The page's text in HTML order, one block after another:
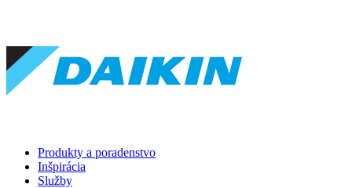
Produkty a poradenstvo
Inšpirácia
Služby